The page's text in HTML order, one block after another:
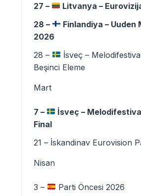
27 –
Litvanya –
28 –
Finlandiya – Uuden
2026
28 –
İsveç –
Beşinci Eleme
Mart
7 –
İsveç –
Final
21 – İskandinav Eurovision
Nisan
3 –
Parti Öncesi 2026